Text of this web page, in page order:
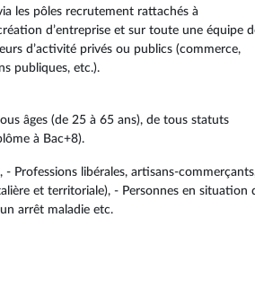
les pôles recrutement rattachés à
d’entreprise et sur toute une équipe
d’activité privés ou publics (commerce,
publiques, etc.).
âges (de 25 à 65 ans), de tous statuts
à Bac+8).
- Professions libérales, artisans-
et territoriale), - Personnes en situation
arrêt maladie etc.